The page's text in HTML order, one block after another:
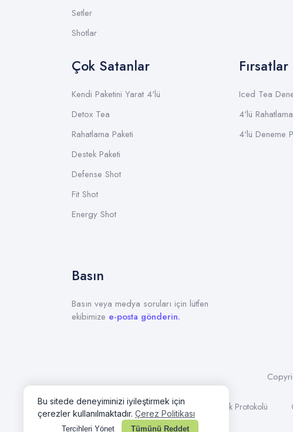
Setler
Shotlar
Çok Satanlar
Kendi Paketini Yarat 4'lü
Detox Tea
Rahatlama Paketi
Destek Paketi
Defense Shot
Fit Shot
Energy Shot
Fırsatlar
Iced Tea
4'lü
4'lü Deneme
Basın
Basın veya medya soruları için lütfen
ekibimize e-posta gönderin.
Mesafeli Satış Sözleşmesi Üyelik Protokolü